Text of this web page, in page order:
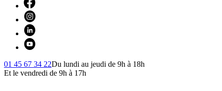
01 45 67 34 22Du lundi au jeudi de 9h à 18h
Et le vendredi de 9h à 17h